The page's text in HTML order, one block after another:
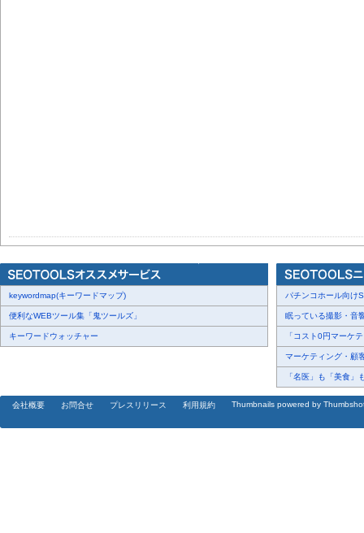
keywordmap(キーワードマップ)
便利なWEBツール集「鬼ツールズ」
キーワードウォッチャー
パチンコホール向け
眠っている撮影・音
「コスト0円マーケ
マーケティング・顧
「名医」も「美食」
会社概要 お問合せ プレスリリース 利用規約 Thumbnails powered by